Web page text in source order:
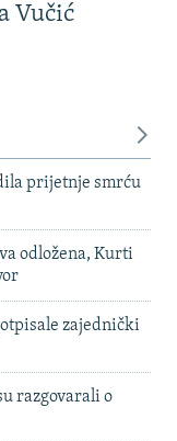
Vučić
prijetnje smrću
odložena, Kurti
zajednički
razgovarali o